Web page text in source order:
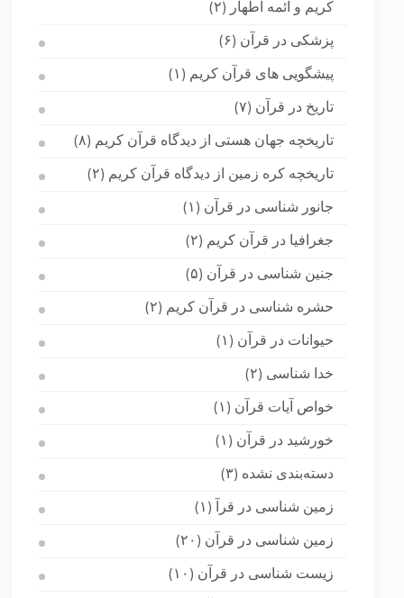
کریم و ائمه اطهار (۲)
پزشکی در قرآن (۶)
پیشگویی های قرآن کریم (۱)
تاریخ در قرآن (۷)
تاریخچه جهان هستی از دیدگاه قرآن کریم (۸)
تاریخچه کره زمین از دیدگاه قرآن کریم (۲)
جانور شناسی در قرآن (۱)
جغرافیا در قرآن کریم (۲)
جنین شناسی در قرآن (۵)
حشره شناسی در قرآن کریم (۲)
حیوانات در قرآن (۱)
خدا شناسی (۲)
خواص آیات قرآن (۱)
خورشید در قرآن (۱)
دسته‌بندی نشده (۳)
زمین شناسی در قرآ (۱)
زمین شناسی در قرآن (۲۰)
زیست شناسی در قرآن (۱۰)